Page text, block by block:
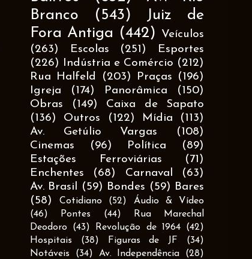
Branco
(543)
Juiz de
Fora Antiga (442)
Veículos
(263)
Escolas (251)
Esportes
(226)
Indústria e Comércio (212)
Rua Halfeld
(203) Praças
(196)
Igreja
(174) Panorâmica
(150)
Obras
(149)
Caixa de Sapato
(136)
Outros (122) Mídia
(113)
Av. Getúlio Vargas
(108)
Cinemas
(96) Política
(89)
Estações Ferroviárias
(71)
Enchentes
(68) Carnaval
(63)
Av. Brasil
(59) Bondes (59) Bares
(58)
Cotidiano (52)
Áudio & Vídeo
(46)
Pontes (44)
Rua Marechal
Deodoro
(43) Revolução de 1964
(42)
Hospitais
(38) Figuras de JF
(34)
Notáveis
(34) Av. Independência
(28)